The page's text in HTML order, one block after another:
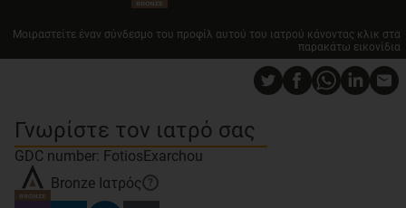
Μοιραστείτε έναν σύνδεσμο του προφίλ αυτού του ιατρού κάνοντας κλικ στα
παρακάτω εικονίδια
Γνωρίστε τον ιατρό σας
GDC number: FotiosExarchou
Bronze Ιατρός ?